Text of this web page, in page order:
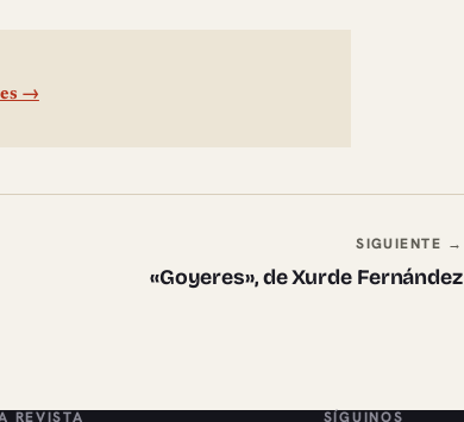
→
SIGUIENTE →
«Goyeres», de Xurde Fernández
REVISTA SÍGUINOS